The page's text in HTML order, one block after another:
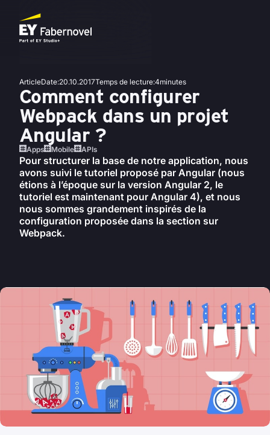
ArticleDate:20.10.2017Temps de lecture:4minutes
Comment configurer
Webpack dans un projet
Angular ?
Apps Mobile APIs
Pour structurer la base de notre application, nous
avons suivi le tutoriel proposé par Angular (nous
étions à l’époque sur la version Angular 2, le
tutoriel est maintenant pour Angular 4), et nous
nous sommes grandement inspirés de la
configuration proposée dans la section sur
Webpack.